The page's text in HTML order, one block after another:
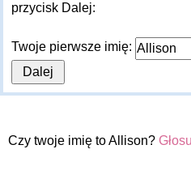
przycisk Dalej:
Twoje pierwsze imię:
Czy twoje imię to Allison?